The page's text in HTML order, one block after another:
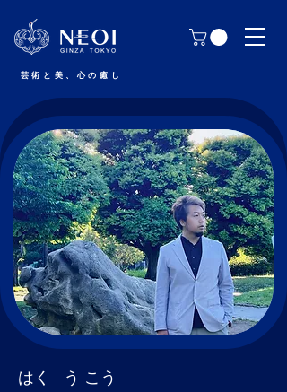
芸術と美、心の癒し
はく う こう